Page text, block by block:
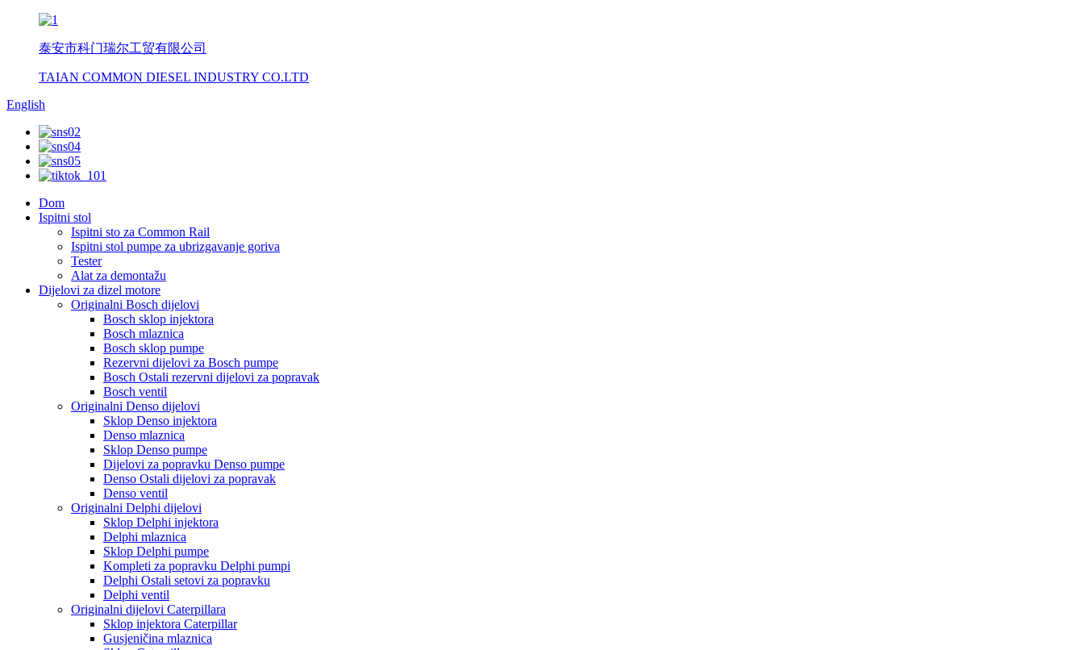
泰安市科门瑞尔工贸有限公司
TAIAN COMMON DIESEL INDUSTRY CO.LTD
English
Dom
Ispitni stol
Ispitni sto za Common Rail
Ispitni stol pumpe za ubrizgavanje goriva
Tester
Alat za demontažu
Dijelovi za dizel motore
Originalni Bosch dijelovi
Bosch sklop injektora
Bosch mlaznica
Bosch sklop pumpe
Rezervni dijelovi za Bosch pumpe
Bosch Ostali rezervni dijelovi za popravak
Bosch ventil
Originalni Denso dijelovi
Sklop Denso injektora
Denso mlaznica
Sklop Denso pumpe
Dijelovi za popravku Denso pumpe
Denso Ostali dijelovi za popravak
Denso ventil
Originalni Delphi dijelovi
Sklop Delphi injektora
Delphi mlaznica
Sklop Delphi pumpe
Kompleti za popravku Delphi pumpi
Delphi Ostali setovi za popravku
Delphi ventil
Originalni dijelovi Caterpillara
Sklop injektora Caterpillar
Gusjeničina mlaznica